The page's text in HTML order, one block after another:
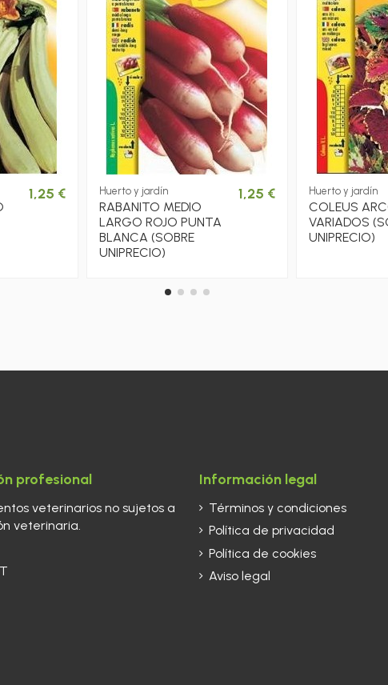
1,25 € Huerto y jardín
RABANITO MEDIO
LARGO ROJO PUNTA
BLANCA (SOBRE
UNIPRECIO)
1,25 € Huerto y jardín
COLEUS
VARIADOS
UNIPRECIO)
profesional
veterinarios no sujetos a
veterinaria.
Información legal
Términos y condiciones
Política de privacidad
Política de cookies
Aviso legal